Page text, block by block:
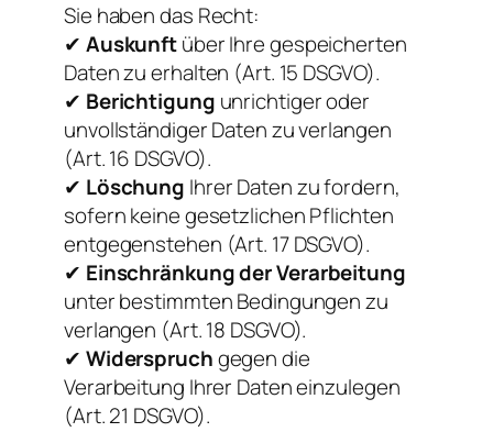
Sie haben das Recht:
✔ Auskunftüber Ihre gespeicherten
Daten zu erhalten (Art. 15 DSGVO).
✔ Berichtigung unrichtiger oder
unvollständiger Daten zu verlangen
(Art. 16 DSGVO).
✔ Löschung Ihrer Daten zu fordern,
sofern keine gesetzlichen Pflichten
entgegenstehen (Art. 17 DSGVO).
✔ Einschränkung der Verarbeitung
unter bestimmten Bedingungen zu
verlangen (Art. 18 DSGVO).
✔ Widerspruchgegen die
Verarbeitung Ihrer Daten einzulegen
(Art. 21 DSGVO).